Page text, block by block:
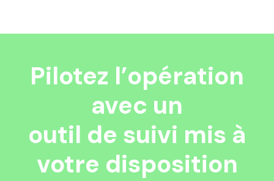
Pilotez l’opération
avec un
outil de suivi mis à
votre disposition